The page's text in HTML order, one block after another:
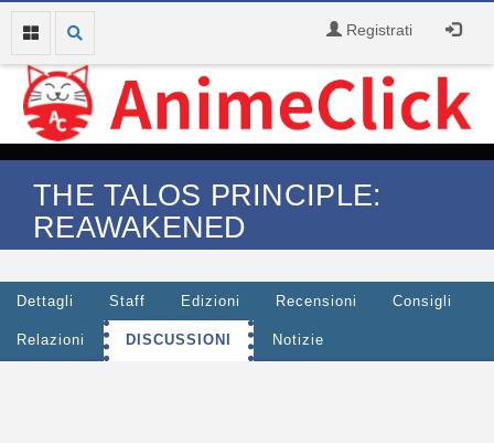
Registrati
THE TALOS PRINCIPLE:
REAWAKENED
Dettagli Staff Edizioni Recensioni Consigli
Relazioni DISCUSSIONI Notizie